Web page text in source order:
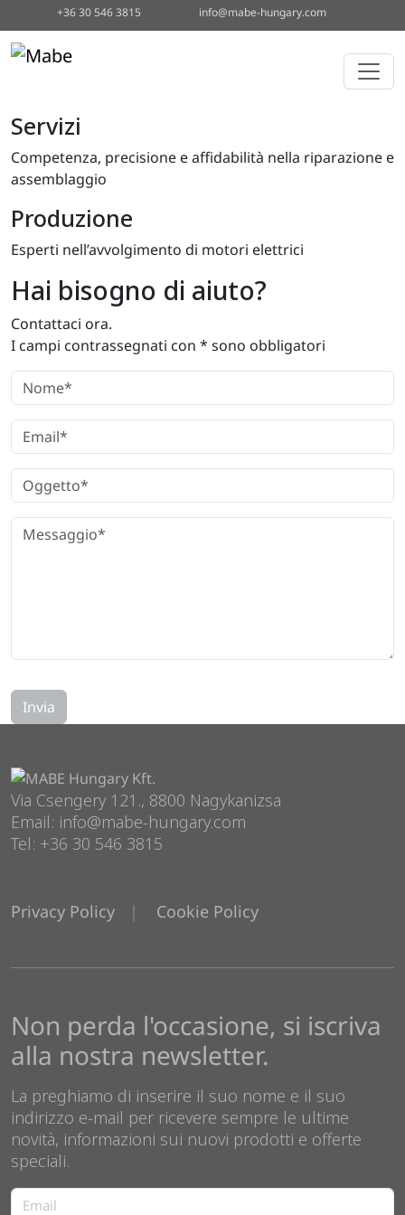
+36 30 546 3815 info@mabe-hungary.com
Servizi
Competenza, precisione e affidabilità nella riparazione e
assemblaggio
Produzione
Esperti nell’avvolgimento di motori elettrici
Hai bisogno di aiuto?
Contattaci ora.
I campi contrassegnati con * sono obbligatori
Via Csengery 121., 8800 Nagykanizsa
Email: info@mabe-hungary.com
Tel: +36 30 546 3815
Privacy Policy Cookie Policy
Non perda l'occasione, si iscriva
alla nostra newsletter.
La preghiamo di inserire il suo nome e il suo
indirizzo e-mail per ricevere sempre le ultime
novità, informazioni sui nuovi prodotti e offerte
speciali.